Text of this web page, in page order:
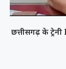
छत्तीसगढ़ के